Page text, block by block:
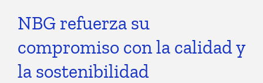
NBG refuerza su
compromiso con la calidad y
la sostenibilidad